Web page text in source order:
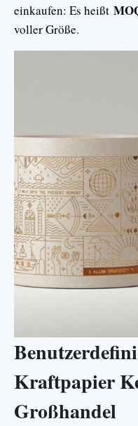
einkaufen: Es heißt
voller Größe.
Kraftpapier
Großhandel